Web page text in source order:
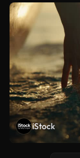
iStock